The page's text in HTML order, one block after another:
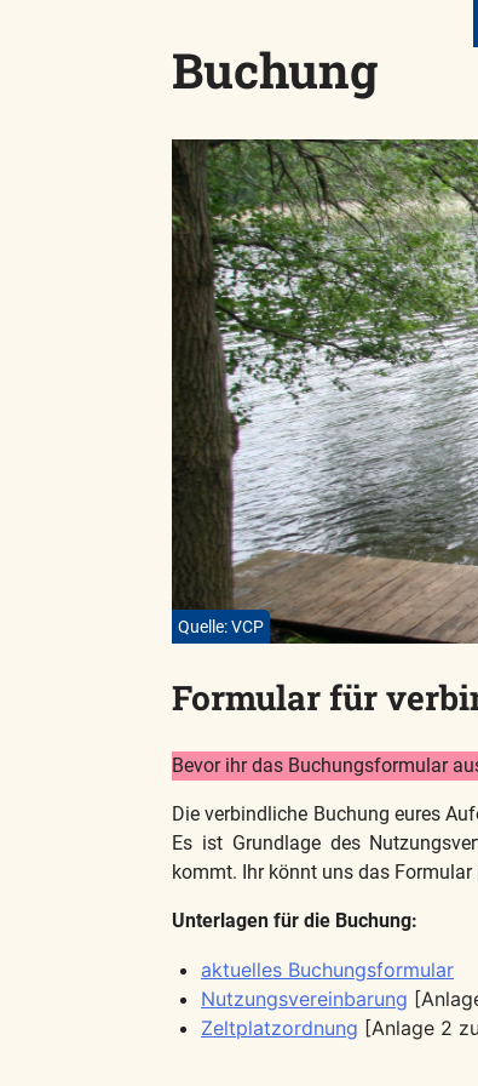
Buchung
Quelle: VCP
Formular für
Bevor ihr das Buchungsformular
Die verbindliche Buchung eures
Es ist Grundlage des
kommt. Ihr könnt uns das Formular
Unterlagen für die Buchung:
aktuelles Buchungsformular
Nutzungsvereinbarung
Zeltplatzordnung [Anlage 2